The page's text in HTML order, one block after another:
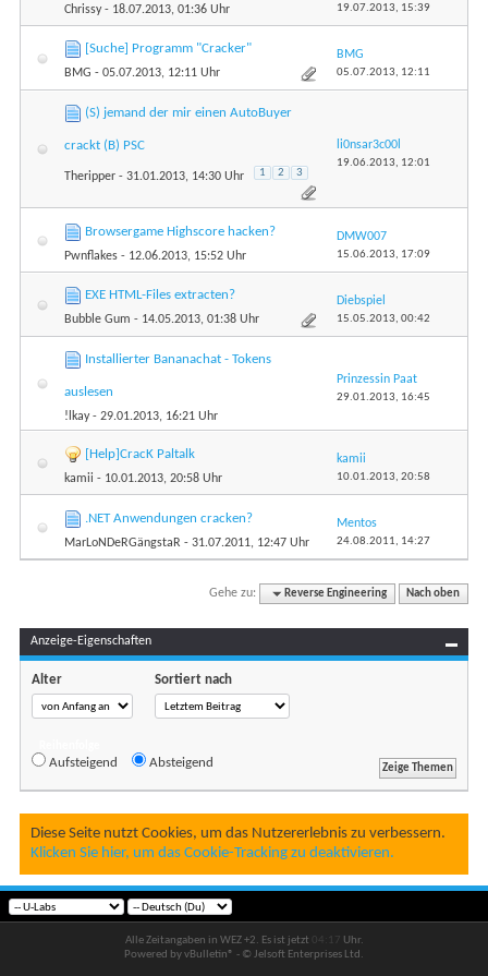
Chrissy- 18.07.2013, 01:36 Uhr 19.07.2013, 15:39
[Suche] Programm "Cracker"
BMG - 05.07.2013, 12:11 Uhr
BMG
05.07.2013, 12:11
(S) jemand der mir einen AutoBuyer
crackt (B) PSC
Theripper - 31.01.2013, 14:30 Uhr 1 2 3
li0nsar3c00l
19.06.2013, 12:01
Browsergame Highscore hacken?
Pwnflakes - 12.06.2013, 15:52 Uhr
DMW007
15.06.2013, 17:09
EXE HTML-Files extracten?
Bubble Gum - 14.05.2013, 01:38 Uhr
Diebspiel
15.05.2013, 00:42
Installierter Bananachat - Tokens
auslesen
!lkay- 29.01.2013, 16:21 Uhr
Prinzessin Paat
29.01.2013, 16:45
[Help]CracK Paltalk
kamii - 10.01.2013, 20:58 Uhr
kamii
10.01.2013, 20:58
.NET Anwendungen cracken?
MarLoNDeRGängstaR - 31.07.2011, 12:47 Uhr
Mentos
24.08.2011, 14:27
Gehe zu: Reverse Engineering Nach oben
Anzeige-Eigenschaften
Alter Sortiert nach
Aufsteigend Absteigend
Diese Seite nutzt Cookies, um das Nutzererlebnis zu verbessern.
Klicken Sie hier, um das Cookie-Tracking zu deaktivieren.
Alle Zeitangaben in WEZ +2. Es ist jetzt 04:17 Uhr.
Powered by vBulletin® - © Jelsoft Enterprises Ltd.